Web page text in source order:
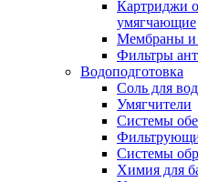
Картриджи
умягчающие
Мембраны и
Фильтры
Водоподготовка
Соль для
Умягчители
Системы
Системы
Химия для